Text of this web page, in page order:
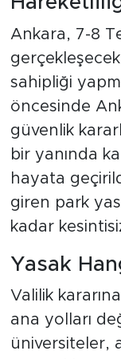
Ankara, 7-8
sahipliği
öncesinde
güvenlik
bir yanında
hayata
giren park
kadar
Yasak
Valilik
ana yolları
üniversiteler,